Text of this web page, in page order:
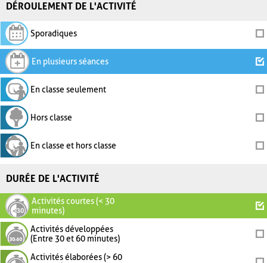
DÉROULEMENT DE L'ACTIVITÉ
Sporadiques
En plusieurs séances
En classe seulement
Hors classe
En classe et hors classe
DURÉE DE L'ACTIVITÉ
Activités courtes (< 30
minutes)
Activités développées
(Entre 30 et 60 minutes)
Activités élaborées (> 60